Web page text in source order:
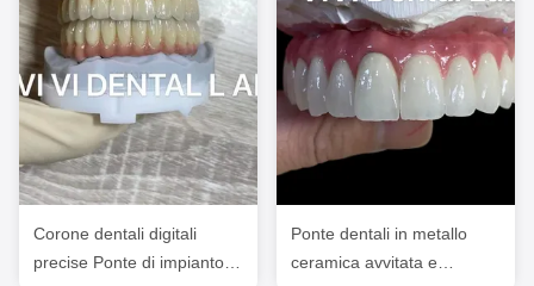
Corone dentali digitali
precise Ponte di impianto
Ponte dentali in metallo
ceramica avvitata e